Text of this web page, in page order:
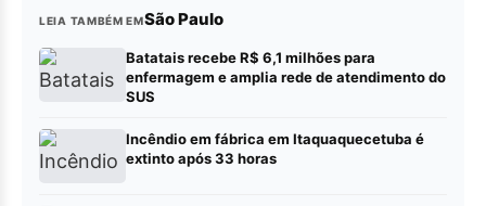
LEIA TAMBÉM EMSão Paulo
Batatais recebe R$ 6,1 milhões para
enfermagem e amplia rede de atendimento do
SUS
Incêndio em fábrica em Itaquaquecetuba é
extinto após 33 horas